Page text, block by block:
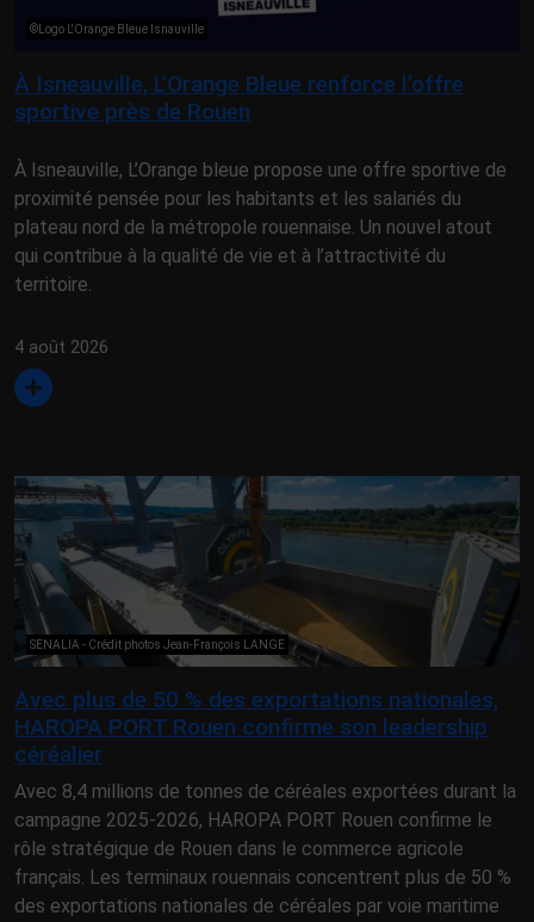
©Logo L'Orange Bleue Isnauville
À Isneauville, L’Orange Bleue renforce l’offre
sportive près de Rouen
À Isneauville, L’Orange bleue propose une offre sportive de
proximité pensée pour les habitants et les salariés du
plateau nord de la métropole rouennaise. Un nouvel atout
qui contribue à la qualité de vie et à l’attractivité du
territoire.
4 août 2026
SENALIA - Crédit photos Jean-François LANGE
Avec plus de 50 % des exportations nationales,
HAROPA PORT Rouen confirme son leadership
céréalier
Avec 8,4 millions de tonnes de céréales exportées durant la
campagne 2025-2026, HAROPA PORT Rouen confirme le
rôle stratégique de Rouen dans le commerce agricole
français. Les terminaux rouennais concentrent plus de 50 %
des exportations nationales de céréales par voie maritime